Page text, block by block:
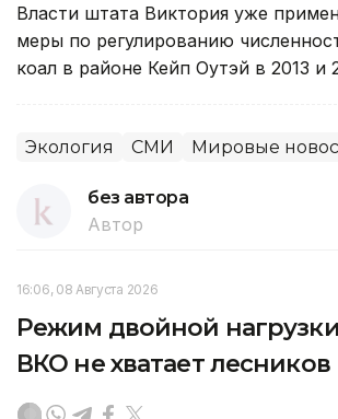
Власти штата Виктория уже
меры по регулированию
коал в районе Кейп Оутэй в 2013 и
Экология СМИ Мировые
без автора
Автор
16:06, 08 Августа 2026
Режим двойной
ВКО не хватает лесников